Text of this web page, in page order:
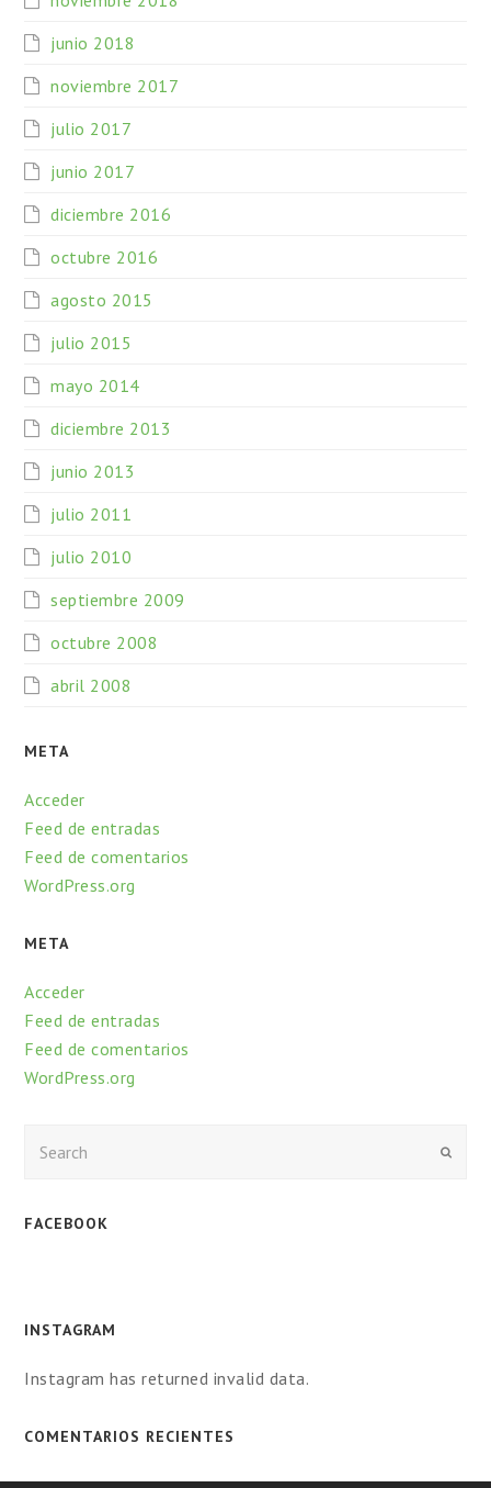
junio 2018
noviembre 2017
julio 2017
junio 2017
diciembre 2016
octubre 2016
agosto 2015
julio 2015
mayo 2014
diciembre 2013
junio 2013
julio 2011
julio 2010
septiembre 2009
octubre 2008
abril 2008
META
Acceder
Feed de entradas
Feed de comentarios
WordPress.org
META
Acceder
Feed de entradas
Feed de comentarios
WordPress.org
Enviar
FACEBOOK
INSTAGRAM
Instagram has returned invalid data.
COMENTARIOS RECIENTES